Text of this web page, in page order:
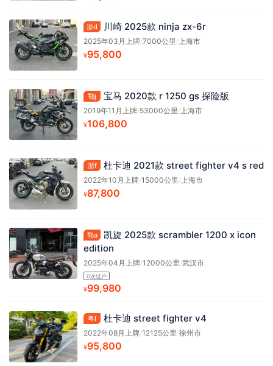
浙d 川崎 2025款 ninja zx-6r
2025年03月上牌/7000公里/上海市
¥95,800
鄂j 宝马 2020款 r 1250 gs 探险版
2019年11月上牌/53000公里/上海市
¥106,800
浙f 杜卡迪 2021款 street fighter v4 s red
2022年10月上牌/15000公里/上海市
¥87,800
鄂a
凯旋 2025款 scrambler 1200 x icon
edition
2025年04月上牌/12000公里/武汉市
0次过户
¥99,980
粤l 杜卡迪 street fighter v4
2022年08月上牌/12125公里 /徐州市
¥95,800